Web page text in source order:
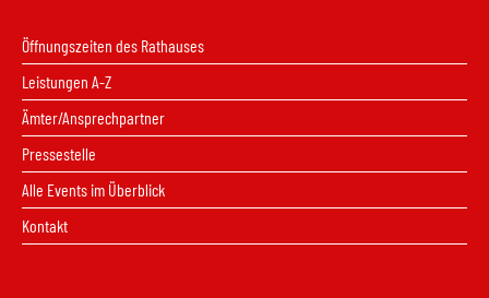
Öffnungszeiten des Rathauses
Leistungen A-Z
Ämter/Ansprechpartner
Pressestelle
Alle Events im Überblick
Kontakt